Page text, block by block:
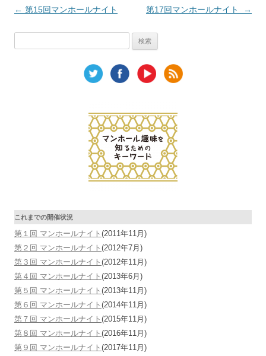
投稿ナビゲーション
← 第15回マンホールナイト 第17回マンホールナイト →
これまでの開催状況
第１回 マンホールナイト (2011年11月)
第２回 マンホールナイト (2012年7月)
第３回 マンホールナイト (2012年11月)
第４回 マンホールナイト (2013年6月)
第５回 マンホールナイト (2013年11月)
第６回 マンホールナイト (2014年11月)
第７回 マンホールナイト (2015年11月)
第８回 マンホールナイト (2016年11月)
第９回 マンホールナイト (2017年11月)